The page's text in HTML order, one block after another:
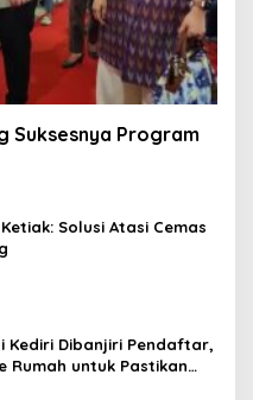
Suksesnya Program
Solusi Atasi Cemas
Kediri Dibanjiri Pendaftar,
Rumah untuk Pastikan